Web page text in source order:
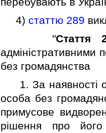
4) статтю 289
"Стаття
адмiнiстративними
без громадянства
1. За наявностi
особа без
примусове
рiшення про його